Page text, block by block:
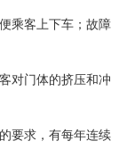
乘客上下车；故障
对门体的挤压和冲
要求，有每年连续